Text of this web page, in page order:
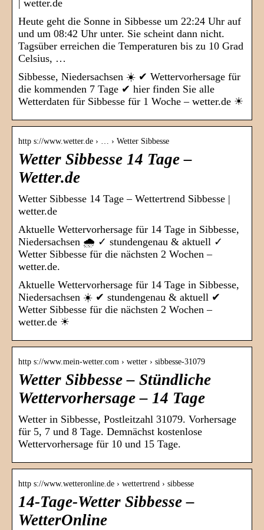
| wetter.de
Heute geht die Sonne in Sibbesse um 22:24 Uhr auf
und um 08:42 Uhr unter. Sie scheint dann nicht.
Tagsüber erreichen die Temperaturen bis zu 10 Grad
Celsius, …
Sibbesse, Niedersachsen ☀️ ✔ Wettervorhersage für
die kommenden 7 Tage ✔ hier finden Sie alle
Wetterdaten für Sibbesse für 1 Woche – wetter.de ☀
http s://www.wetter.de › … › Wetter Sibbesse
Wetter Sibbesse 14 Tage –
Wetter.de
Wetter Sibbesse 14 Tage – Wettertrend Sibbesse |
wetter.de
Aktuelle Wettervorhersage für 14 Tage in Sibbesse,
Niedersachsen 🌧️ ✓ stundengenau & aktuell ✓
Wetter Sibbesse für die nächsten 2 Wochen –
wetter.de.
Aktuelle Wettervorhersage für 14 Tage in Sibbesse,
Niedersachsen ☀️ ✔ stundengenau & aktuell ✔
Wetter Sibbesse für die nächsten 2 Wochen –
wetter.de ☀
http s://www.mein-wetter.com › wetter › sibbesse-31079
Wetter Sibbesse – Stündliche
Wettervorhersage – 14 Tage
Wetter in Sibbesse, Postleitzahl 31079. Vorhersage
für 5, 7 und 8 Tage. Demnächst kostenlose
Wettervorhersage für 10 und 15 Tage.
http s://www.wetteronline.de › wettertrend › sibbesse
14-Tage-Wetter Sibbesse –
WetterOnline